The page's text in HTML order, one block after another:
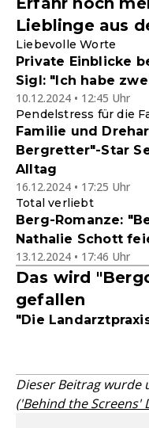
Lieblinge aus
Liebevolle Worte
Private Einblicke
Sigl: "Ich habe
10.12.2024 • 12:45 Uhr
Pendelstress für die
Familie und
Bergretter"-Star
Alltag
16.12.2024 • 17:25 Uhr
Total verliebt
Berg-Romanze:
Nathalie Schott
13.12.2024 • 17:46 Uhr
Das wird
gefallen
"Die
Dieser Beitrag
('Behind the Screens'